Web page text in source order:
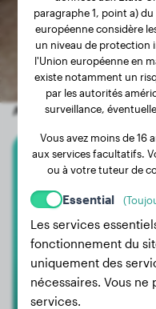
Autres chiens aléatoires
paragraphe 1, point a)
européenne considère
un niveau de protection
l'Union européenne en
existe notamment un
par les autorités
surveillance,
Vous avez moins de 16
aux services facultatifs.
ou à votre tuteur de
Essential
Les services
fonctionnement du
uniquement des
nécessaires. Vous ne
services.